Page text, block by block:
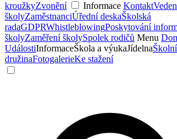
kroužkyZvonění Informace Kontakt
školyZaměstnanciÚřední deskaŠkolská
radaGDPRWhistleblowingPoskytování
školyZaměření školySpolek rodičů Menu
UdálostiInformaceŠkola a výukaJídelnaŠkolní
družinaFotogalerieKe stažení